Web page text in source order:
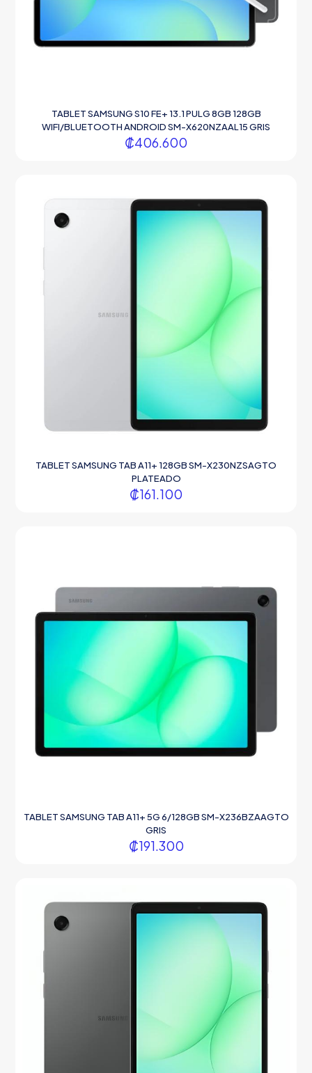
TABLET SAMSUNG S10 FE+ 13.1 PULG 8GB 128GB
WIFI/BLUETOOTH ANDROID SM-X620NZAAL15 GRIS
₡406.600
TABLET SAMSUNG TAB A11+ 128GB SM-X230NZSAGTO
PLATEADO
₡161.100
TABLET SAMSUNG TAB A11+ 5G 6/128GB SM-X236BZAAGTO
GRIS
₡191.300